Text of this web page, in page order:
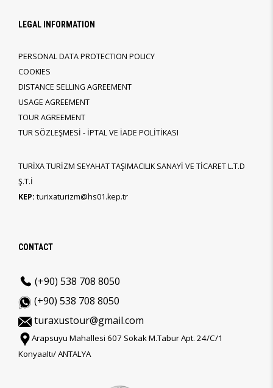
LEGAL INFORMATION
PERSONAL DATA PROTECTION POLICY
COOKIES
DISTANCE SELLING AGREEMENT
USAGE AGREEMENT
TOUR AGREEMENT
TUR SÖZLEŞMESİ - İPTAL VE İADE POLİTİKASI
TURİXA TURİZM SEYAHAT TAŞIMACILIK SANAYİ VE TİCARET L.T.D
Ş.T.İ
KEP: turixaturizm@hs01.kep.tr
CONTACT
(+90) 538 708 8050
(+90) 538 708 8050
turaxustour@gmail.com
Arapsuyu Mahallesi 607 Sokak M.Tabur Apt. 24/C/1
Konyaaltı/ ANTALYA